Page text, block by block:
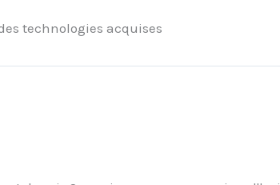
technologies acquises